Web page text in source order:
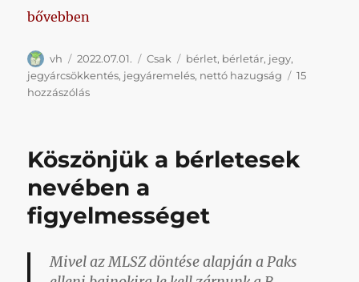
„Kijöttek az idei bérletárak”
bővebben
Szerző
vh Közzétéve
2022.07.01. Kategória
Csak Címke
bérlet, bérletár, jegy,
jegyárcsökkentés, jegyáremelés, nettó hazugság
15
hozzászólásKijöttek
című
bejegyzéshez
Köszönjük a bérletesek
nevében a
figyelmességet
Mivel az MLSZ döntése alapján a Paks